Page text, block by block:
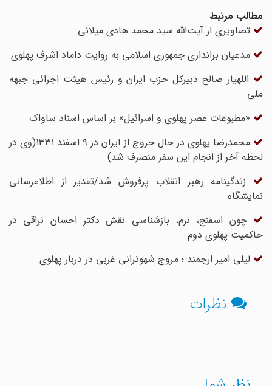
مطالب مرتبط
تصاویری از آیت‌الله سید محمد هادی میلانی
مدعیان براندازی جمهوری اسلامی به روایت داماد اشرف پهلوی
اللهیار صالح دبیرکل حزب ایران و رئیس هیئت اجرائی جبهه
ملی
«مطبوعات عصر پهلوی و اسرائیل» بر اساس اسناد ساواک
محمدرضا پهلوی در حال خروج از ایران در ۹ اسفند ۱۳۳۱(وی در
لحظه آخر از انجام این سفر منصرف شد)
زندگی​نامه رهبر انقلاب پرفروش شد/تقدیر از اطلاع​رسانی
نمایشگاه
چون اسفنج، نرم، بازشناسی نقش دکتر احسان نراقی در
حاکمیت پهلوی دوم
لیلی امیر ارجمند ؛ مروج شهوترانی غربی در دربار پهلوی
نظرات